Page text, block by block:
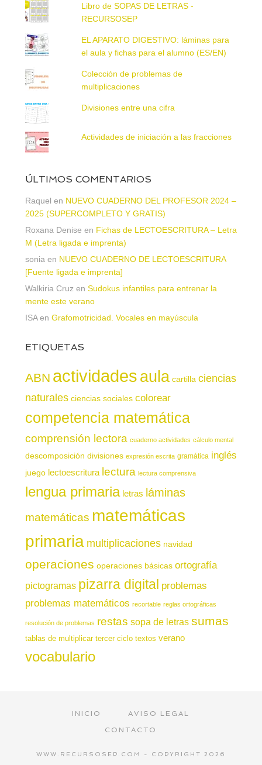
Libro de SOPAS DE LETRAS -
RECURSOSEP
EL APARATO DIGESTIVO: láminas para
el aula y fichas para el alumno (ES/EN)
Colección de problemas de
multiplicaciones
Divisiones entre una cifra
Actividades de iniciación a las fracciones
ÚLTIMOS COMENTARIOS
Raquel en NUEVO CUADERNO DEL PROFESOR 2024 –
2025 (SUPERCOMPLETO Y GRATIS)
Roxana Denise en Fichas de LECTOESCRITURA – Letra
M (Letra ligada e imprenta)
sonia en NUEVO CUADERNO DE LECTOESCRITURA
[Fuente ligada e imprenta]
Walkiria Cruz en Sudokus infantiles para entrenar la
mente este verano
ISAen Grafomotricidad. Vocales en mayúscula
ETIQUETAS
ABN actividadesaula cartilla ciencias
naturales ciencias sociales colorear
competencia matemática
comprensión lectora cuaderno actividades cálculo mental
descomposición divisiones expresión escrita gramática inglés
juego lectoescritura lectura lectura comprensiva
lengua primaria letras láminas
matemáticas matemáticas
primaria multiplicaciones navidad
operaciones operaciones básicas ortografía
pictogramas pizarra digital problemas
problemas matemáticos recortable reglas ortográficas
resolución de problemas restas sopa de letras sumas
tablas de multiplicar tercer ciclo textos verano
vocabulario
INICIO
AVISO LEGAL
CONTACTO
WWW.RECURSOSEP.COM - COPYRIGHT 2026